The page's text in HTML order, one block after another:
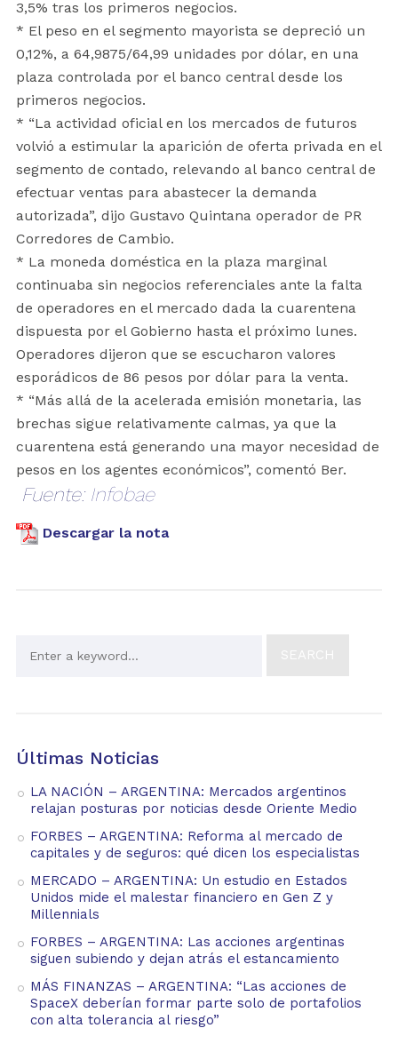
3,5% tras los primeros negocios.
* El peso en el segmento mayorista se depreció un
0,12%, a 64,9875/64,99 unidades por dólar, en una
plaza controlada por el banco central desde los
primeros negocios.
* “La actividad oficial en los mercados de futuros
volvió a estimular la aparición de oferta privada en el
segmento de contado, relevando al banco central de
efectuar ventas para abastecer la demanda
autorizada”, dijo Gustavo Quintana operador de PR
Corredores de Cambio.
* La moneda doméstica en la plaza marginal
continuaba sin negocios referenciales ante la falta
de operadores en el mercado dada la cuarentena
dispuesta por el Gobierno hasta el próximo lunes.
Operadores dijeron que se escucharon valores
esporádicos de 86 pesos por dólar para la venta.
* “Más allá de la acelerada emisión monetaria, las
brechas sigue relativamente calmas, ya que la
cuarentena está generando una mayor necesidad de
pesos en los agentes económicos”, comentó Ber.
Fuente: Infobae
Descargar la nota
Últimas Noticias
LA NACIÓN – ARGENTINA: Mercados argentinos
relajan posturas por noticias desde Oriente Medio
FORBES – ARGENTINA: Reforma al mercado de
capitales y de seguros: qué dicen los especialistas
MERCADO – ARGENTINA: Un estudio en Estados
Unidos mide el malestar financiero en Gen Z y
Millennials
FORBES – ARGENTINA: Las acciones argentinas
siguen subiendo y dejan atrás el estancamiento
MÁS FINANZAS – ARGENTINA: “Las acciones de
SpaceX deberían formar parte solo de portafolios
con alta tolerancia al riesgo”